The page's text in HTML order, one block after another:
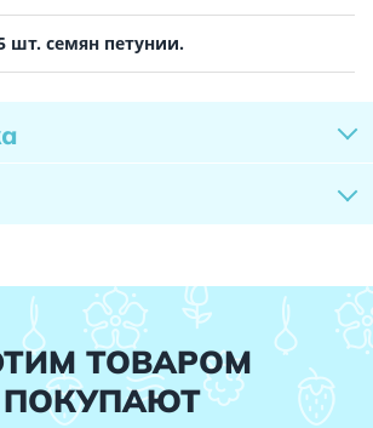
шт. семян петунии.
ТОВАРОМ
ПОКУПАЮТ